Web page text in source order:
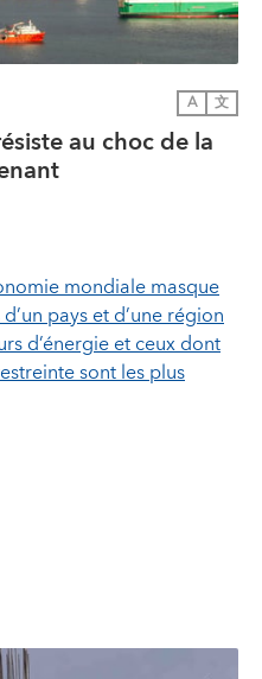
A 文
au choc de la
mondiale masque
pays et d’une région
d’énergie et ceux dont
sont les plus